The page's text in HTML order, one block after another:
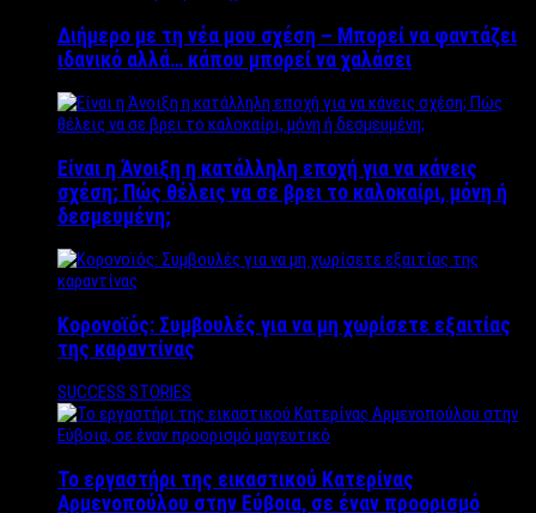
Διήμερο με τη νέα μου σχέση – Μπορεί να φαντάζει
ιδανικό αλλά… κάπου μπορεί να χαλάσει
Είναι η Άνοιξη η κατάλληλη εποχή για να κάνεις
σχέση; Πώς θέλεις να σε βρει το καλοκαίρι, μόνη ή
δεσμευμένη;
Κορονοϊός: Συμβουλές για να μη χωρίσετε εξαιτίας
της καραντίνας
SUCCESS STORIES
Το εργαστήρι της εικαστικού Κατερίνας
Αρμενοπούλου στην Εύβοια, σε έναν προορισμό